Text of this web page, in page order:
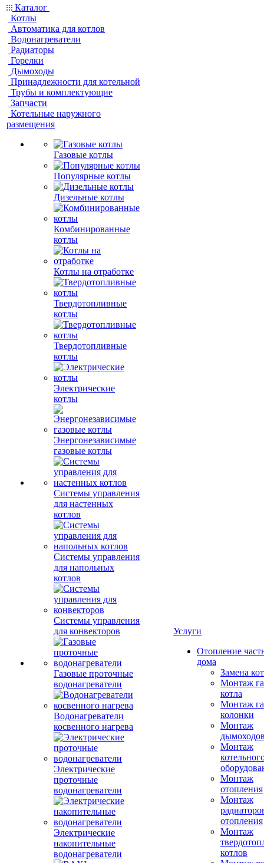
Каталог
Котлы
Автоматика для котлов
Водонагреватели
Радиаторы
Горелки
Дымоходы
Принадлежности для котельной
Трубы и комплектующие
Запчасти
Котельные наружного
размещения
Газовые котлы
Популярные котлы
Дизельные котлы
Комбинированные
котлы
Котлы на отработке
Твердотопливные
котлы
Твердотопливные
котлы
Электрические
котлы
Энергонезависимые
газовые котлы
Системы управления
для настенных
котлов
Системы управления
для напольных
котлов
Системы управления
для конвекторов
Газовые проточные
водонагреватели
Водонагреватели
косвенного нагрева
Электрические
проточные
водонагреватели
Электрические
накопительные
водонагреватели
Услуги
Отопление
дома
Замена
Монтаж
котла
Монтаж
колонки
Монтаж
Монтаж
Монтаж
отопления
Монтаж
отопления
Монтаж
котлов